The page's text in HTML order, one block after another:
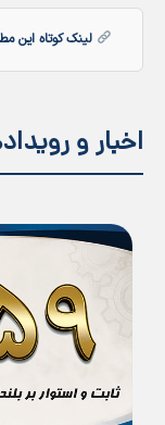
لینک کوتاه این
اخبار و